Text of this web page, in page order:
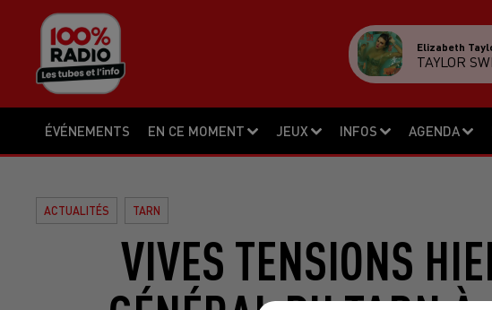
ÉVÉNEMENTS EN CE MOMENT JEUX INFOS AGENDA
Elizabeth
TAYLOR
ACTUALITÉS TARN
VIVES TENSIONS